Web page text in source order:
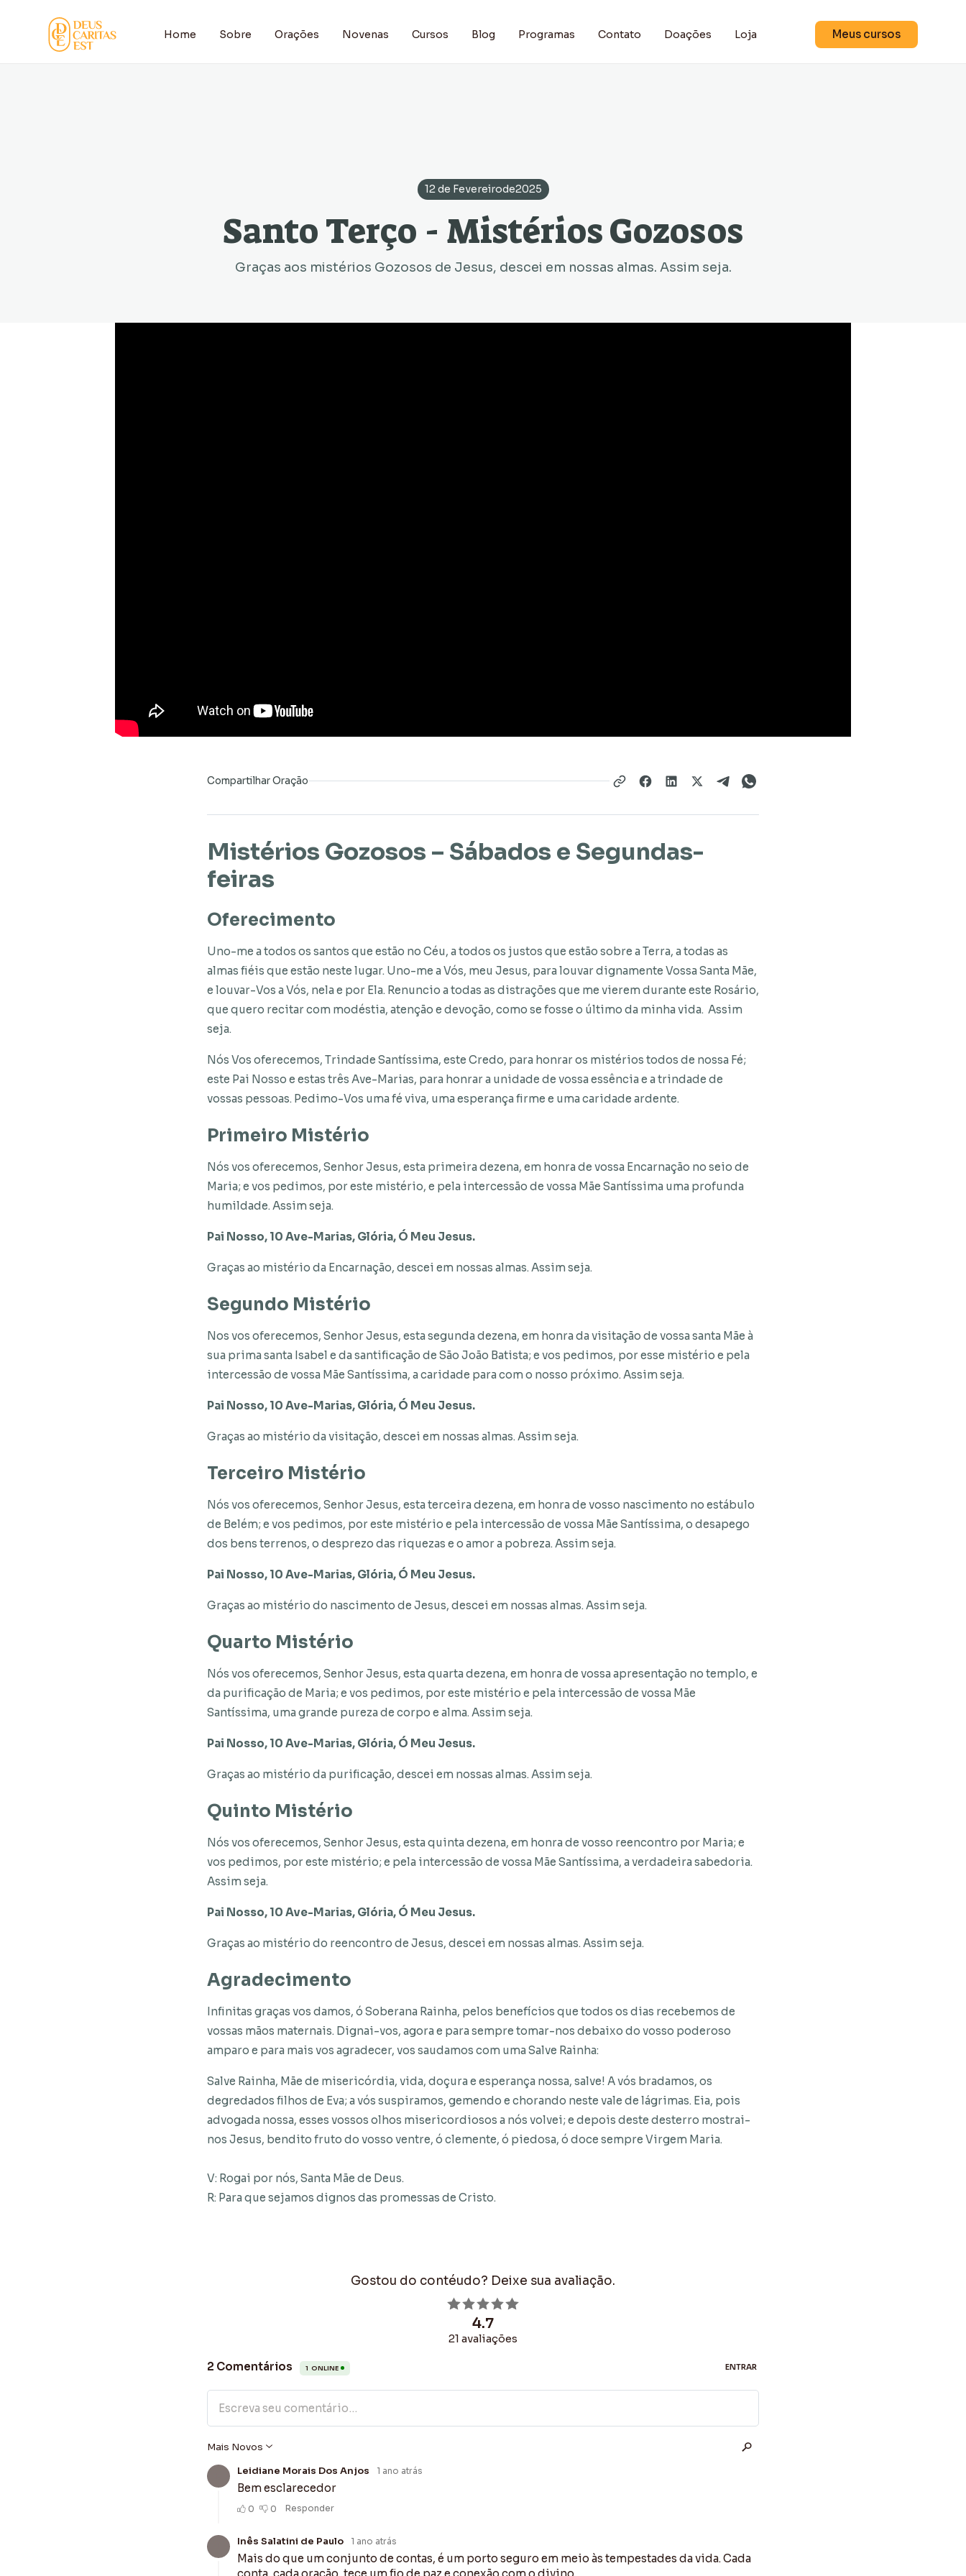
Home Sobre Orações Novenas Cursos Blog Programas Contato Doações Loja Meus cursos
12 de Fevereirode2025
Santo Terço - Mistérios Gozosos
Graças aos mistérios Gozosos de Jesus, descei em nossas almas. Assim seja.
Compartilhar Oração
Mistérios Gozosos – Sábados e Segundas-
feiras
Oferecimento
Uno-me a todos os santos que estão no Céu, a todos os justos que estão sobre a Terra, a todas as
almas fiéis que estão neste lugar. Uno-me a Vós, meu Jesus, para louvar dignamente Vossa Santa Mãe,
e louvar-Vos a Vós, nela e por Ela. Renuncio a todas as distrações que me vierem durante este Rosário,
que quero recitar com modéstia, atenção e devoção, como se fosse o último da minha vida. Assim
seja.
Nós Vos oferecemos, Trindade Santíssima, este Credo, para honrar os mistérios todos de nossa Fé;
este Pai Nosso e estas três Ave-Marias, para honrar a unidade de vossa essência e a trindade de
vossas pessoas. Pedimo-Vos uma fé viva, uma esperança firme e uma caridade ardente.
Primeiro Mistério
Nós vos oferecemos, Senhor Jesus, esta primeira dezena, em honra de vossa Encarnação no seio de
Maria; e vos pedimos, por este mistério, e pela intercessão de vossa Mãe Santíssima uma profunda
humildade. Assim seja.
Pai Nosso, 10 Ave-Marias, Glória, Ó Meu Jesus.
Graças ao mistério da Encarnação, descei em nossas almas. Assim seja.
Segundo Mistério
Nos vos oferecemos, Senhor Jesus, esta segunda dezena, em honra da visitação de vossa santa Mãe à
sua prima santa Isabel e da santificação de São João Batista; e vos pedimos, por esse mistério e pela
intercessão de vossa Mãe Santíssima, a caridade para com o nosso próximo. Assim seja.
Pai Nosso, 10 Ave-Marias, Glória, Ó Meu Jesus.
Graças ao mistério da visitação, descei em nossas almas. Assim seja.
Terceiro Mistério
Nós vos oferecemos, Senhor Jesus, esta terceira dezena, em honra de vosso nascimento no estábulo
de Belém; e vos pedimos, por este mistério e pela intercessão de vossa Mãe Santíssima, o desapego
dos bens terrenos, o desprezo das riquezas e o amor a pobreza. Assim seja.
Pai Nosso, 10 Ave-Marias, Glória, Ó Meu Jesus.
Graças ao mistério do nascimento de Jesus, descei em nossas almas. Assim seja.
Quarto Mistério
Nós vos oferecemos, Senhor Jesus, esta quarta dezena, em honra de vossa apresentação no templo, e
da purificação de Maria; e vos pedimos, por este mistério e pela intercessão de vossa Mãe
Santíssima, uma grande pureza de corpo e alma. Assim seja.
Pai Nosso, 10 Ave-Marias, Glória, Ó Meu Jesus.
Graças ao mistério da purificação, descei em nossas almas. Assim seja.
Quinto Mistério
Nós vos oferecemos, Senhor Jesus, esta quinta dezena, em honra de vosso reencontro por Maria; e
vos pedimos, por este mistério; e pela intercessão de vossa Mãe Santíssima, a verdadeira sabedoria.
Assim seja.
Pai Nosso, 10 Ave-Marias, Glória, Ó Meu Jesus.
Graças ao mistério do reencontro de Jesus, descei em nossas almas. Assim seja.
Agradecimento
Infinitas graças vos damos, ó Soberana Rainha, pelos benefícios que todos os dias recebemos de
vossas mãos maternais. Dignai-vos, agora e para sempre tomar-nos debaixo do vosso poderoso
amparo e para mais vos agradecer, vos saudamos com uma Salve Rainha:
Salve Rainha, Mãe de misericórdia, vida, doçura e esperança nossa, salve! A vós bradamos, os
degredados filhos de Eva; a vós suspiramos, gemendo e chorando neste vale de lágrimas. Eia, pois
advogada nossa, esses vossos olhos misericordiosos a nós volvei; e depois deste desterro mostrai-
nos Jesus, bendito fruto do vosso ventre, ó clemente, ó piedosa, ó doce sempre Virgem Maria.
V: Rogai por nós, Santa Mãe de Deus.
R: Para que sejamos dignos das promessas de Cristo.